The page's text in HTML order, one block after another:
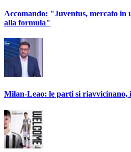
Accomando: "Juventus, mercato in
alla formula"
Milan-Leao: le parti si riavvicinano,